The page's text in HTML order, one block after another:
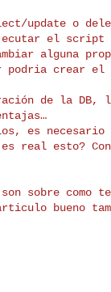
update o
el script
alguna
podria crear
de la DB, lo
es necesario
real esto?
sobre como
bueno